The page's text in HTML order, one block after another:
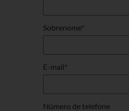
Sobrenome*
E-mail*
Número de telefone